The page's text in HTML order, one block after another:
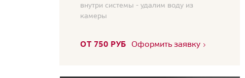
внутри системы - удалим воду из
камеры
ОТ 750 РУБ Оформить заявку